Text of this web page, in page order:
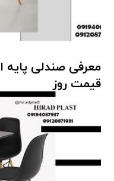
قیمت روز
صندلی پلاستیکی پایه چوبی